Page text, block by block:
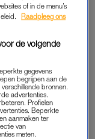
of in de menu’s
Raadpleeg ons
de volgende
gegevens
begrijpen aan de
bronnen.
advertenties.
Profielen
Beperkte
aanmaken ter
van
meten.